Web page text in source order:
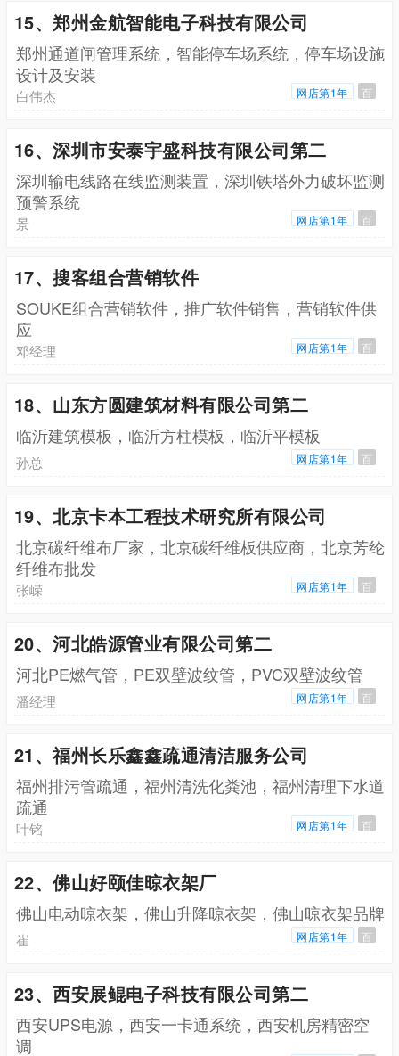
15、郑州金航智能电子科技有限公司
郑州通道闸管理系统，智能停车场系统，停车场设施
设计及安装
白伟杰 网店第1年 百
16、深圳市安泰宇盛科技有限公司第二
深圳输电线路在线监测装置，深圳铁塔外力破坏监测
预警系统
景 网店第1年 百
17、搜客组合营销软件
SOUKE组合营销软件，推广软件销售，营销软件供
应
邓经理 网店第1年 百
18、山东方圆建筑材料有限公司第二
临沂建筑模板，临沂方柱模板，临沂平模板
孙总 网店第1年 百
19、北京卡本工程技术研究所有限公司
北京碳纤维布厂家，北京碳纤维板供应商，北京芳纶
纤维布批发
张嵘 网店第1年 百
20、河北皓源管业有限公司第二
河北PE燃气管，PE双壁波纹管，PVC双壁波纹管
潘经理 网店第1年 百
21、福州长乐鑫鑫疏通清洁服务公司
福州排污管疏通，福州清洗化粪池，福州清理下水道
疏通
叶铭 网店第1年 百
22、佛山好颐佳晾衣架厂
佛山电动晾衣架，佛山升降晾衣架，佛山晾衣架品牌
崔 网店第1年 百
23、西安展鲲电子科技有限公司第二
西安UPS电源，西安一卡通系统，西安机房精密空
调